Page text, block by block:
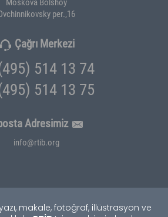
per.,16
Çağrı Merkezi
514 13 74
514 13 75
Adresimiz
info@rtib.org
makale, fotoğraf, illüstrasyon ve